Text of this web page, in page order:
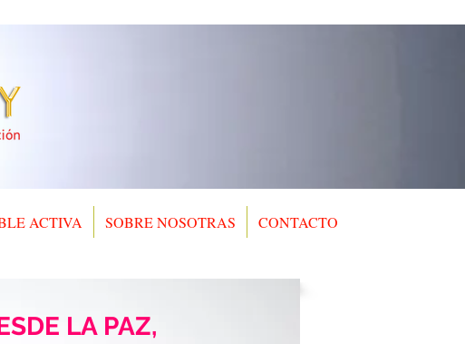
ACTIVA SOBRE NOSOTRAS CONTACTO
LA PAZ,